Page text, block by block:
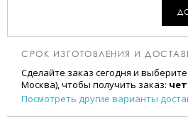
СРОК ИЗГОТОВЛЕНИЯ И
Сделайте заказ сегодня и
Москва), чтобы получить заказ:
Посмотреть другие варианты